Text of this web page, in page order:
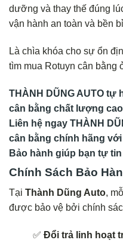
dưỡng và thay thế đúng
vận hành an toàn và bền
Là chìa khóa cho sự ổn
tìm mua Rotuyn cân bằng
THÀNH DŨNG AUTO tự
cân bằng chất lượng
Liên hệ ngay THÀNH
cân bằng chính hãng
Bảo hành giúp bạn tự
Chính Sách Bảo
Tại Thành Dũng Auto,
được bảo vệ bởi chính
✅ Đổi trả linh hoạt